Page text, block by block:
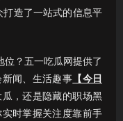
打造了一站式的信息平
位？五一吃瓜网提供了
闻、生活趣事 【今日
，还是隐藏的职场黑
时掌握关注度靠前手